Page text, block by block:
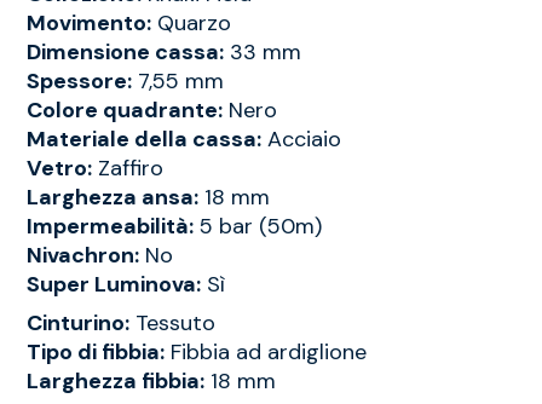
Movimento: Quarzo
Dimensione cassa: 33 mm
Spessore: 7,55 mm
Colore quadrante: Nero
Materiale della cassa: Acciaio
Vetro: Zaffiro
Larghezza ansa: 18 mm
Impermeabilità: 5 bar (50m)
Nivachron: No
Super Luminova: Sì
Cinturino: Tessuto
Tipo di fibbia: Fibbia ad ardiglione
Larghezza fibbia: 18 mm